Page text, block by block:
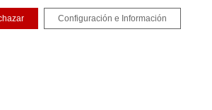
DE PRIVACIDAD
Configuración e Información